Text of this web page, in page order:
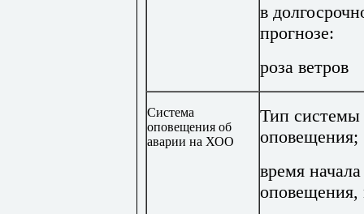
в
прогнозе:
роза ветров
Система
оповещения об
аварии на ХОО
Тип системы
оповещения;
время начала